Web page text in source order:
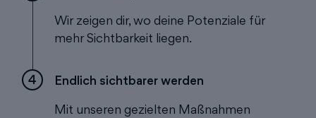
Wir zeigen dir, wo deine Potenziale für
mehr Sichtbarkeit liegen.
4
Endlich sichtbarer werden
Mit unseren gezielten Maßnahmen